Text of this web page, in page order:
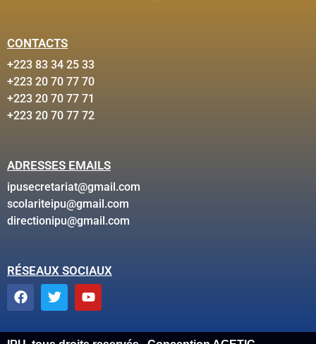
CONTACTS
+223 83 34 25 33
+223 20 70 77 70
+223 20 70 77 71
+223 20 70 77 72
ADRESSES EMAILS
ipusecretariat@gmail.com
scolariteipu@gmail.com
directionipu@gmail.com
RÉSEAUX SOCIAUX